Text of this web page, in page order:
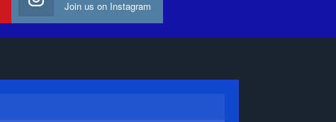
Join us on Instagram